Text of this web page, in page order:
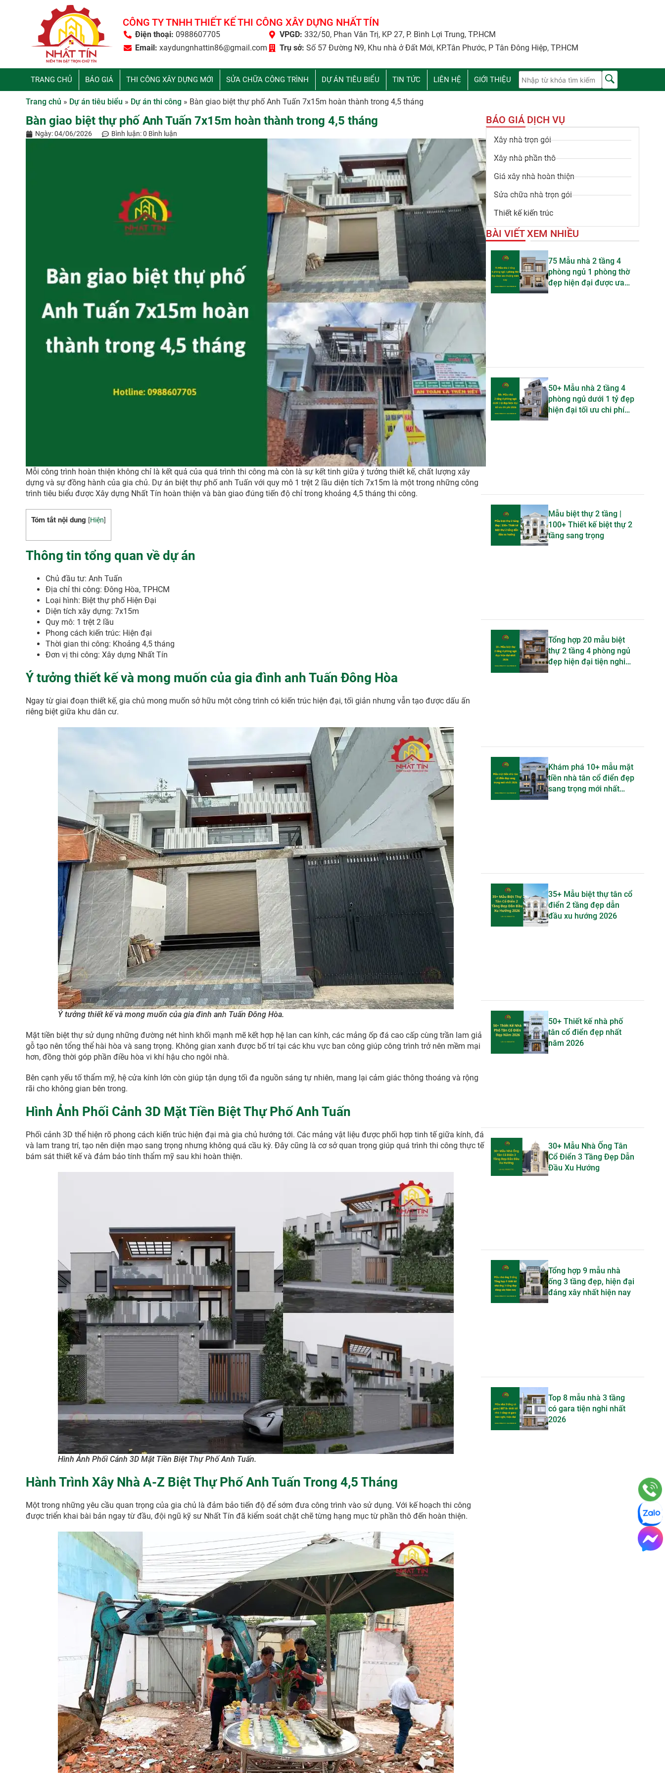
CÔNG TY TNHH THIẾT KẾ THI CÔNG XÂY DỰNG NHẤT TÍN
Điện thoại: 0988607705
Email: xaydungnhattin86@gmail.com
VPGD: 332/50, Phan Văn Trị, KP 27, P. Bình Lợi Trung, TP.HCM
Trụ sở: Số 57 Đường N9, Khu nhà ở Đất Mới, KP.Tân Phước, P Tân Đông Hiệp, TP.HCM
TRANG CHỦ BÁO GIÁ THI CÔNG XÂY DỰNG MỚI SỬA CHỮA CÔNG TRÌNH DỰ ÁN TIÊU BIỂU TIN TỨC LIÊN HỆ GIỚI THIỆU
Trang chủ » Dự án tiêu biểu » Dự án thi công » Bàn giao biệt thự phố Anh Tuấn 7x15m hoàn thành trong 4,5 tháng
Bàn giao biệt thự phố Anh Tuấn 7x15m hoàn thành trong 4,5 tháng
Ngày:04/06/2026 Bình luận:0 Bình luận
Mỗi công trình hoàn thiện không chỉ là kết quả của quá trình thi công mà còn là sự kết tinh giữa ý tưởng thiết kế, chất lượng xây
dựng và sự đồng hành của gia chủ. Dự án biệt thự phố anh Tuấn với quy mô 1 trệt 2 lầu diện tích 7x15m là một trong những công
trình tiêu biểu được Xây dựng Nhất Tín hoàn thiện và bàn giao đúng tiến độ chỉ trong khoảng 4,5 tháng thi công.
Tóm tắt nội dung [Hiện]
Thông tin tổng quan về dự án
Chủ đầu tư: Anh Tuấn
Địa chỉ thi công: Đông Hòa, TPHCM
Loại hình: Biệt thự phố Hiện Đại
Diện tích xây dựng: 7x15m
Quy mô: 1 trệt 2 lầu
Phong cách kiến trúc: Hiện đại
Thời gian thi công: Khoảng 4,5 tháng
Đơn vị thi công: Xây dựng Nhất Tín
Ý tưởng thiết kế và mong muốn của gia đình anh Tuấn Đông Hòa
Ngay từ giai đoạn thiết kế, gia chủ mong muốn sở hữu một công trình có kiến trúc hiện đại, tối giản nhưng vẫn tạo được dấu ấn
riêng biệt giữa khu dân cư.
Ý tưởng thiết kế và mong muốn của gia đình anh Tuấn Đông Hòa.
Mặt tiền biệt thự sử dụng những đường nét hình khối mạnh mẽ kết hợp hệ lan can kính, các mảng ốp đá cao cấp cùng trần lam giả
gỗ tạo nên tổng thể hài hòa và sang trọng. Không gian xanh được bố trí tại các khu vực ban công giúp công trình trở nên mềm mại
hơn, đồng thời góp phần điều hòa vi khí hậu cho ngôi nhà.
Bên cạnh yếu tố thẩm mỹ, hệ cửa kính lớn còn giúp tận dụng tối đa nguồn sáng tự nhiên, mang lại cảm giác thông thoáng và rộng
rãi cho không gian bên trong.
Hình Ảnh Phối Cảnh 3D Mặt Tiền Biệt Thự Phố Anh Tuấn
Phối cảnh 3D thể hiện rõ phong cách kiến trúc hiện đại mà gia chủ hướng tới. Các mảng vật liệu được phối hợp tinh tế giữa kính, đá
và lam trang trí, tạo nên diện mạo sang trọng nhưng không quá cầu kỳ. Đây cũng là cơ sở quan trọng giúp quá trình thi công thực tế
bám sát thiết kế và đảm bảo tính thẩm mỹ sau khi hoàn thiện.
Hình Ảnh Phối Cảnh 3D Mặt Tiền Biệt Thự Phố Anh Tuấn.
Hành Trình Xây Nhà A-Z Biệt Thự Phố Anh Tuấn Trong 4,5 Tháng
Một trong những yêu cầu quan trọng của gia chủ là đảm bảo tiến độ để sớm đưa công trình vào sử dụng. Với kế hoạch thi công
được triển khai bài bản ngay từ đầu, đội ngũ kỹ sư Nhất Tín đã kiểm soát chặt chẽ từng hạng mục từ phần thô đến hoàn thiện.
BÁO GIÁ DỊCH VỤ
Xây nhà trọn gói
Xây nhà phần thô
Giá xây nhà hoàn thiện
Sửa chữa nhà trọn gói
Thiết kế kiến trúc
BÀI VIẾT XEM NHIỀU
75 Mẫu nhà 2 tầng 4
phòng ngủ 1 phòng thờ
đẹp hiện đại được ưa
50+ Mẫu nhà 2 tầng 4
phòng ngủ dưới 1 tỷ đẹp
hiện đại tối ưu chi phí
Mẫu biệt thự 2 tầng |
100+ Thiết kế biệt thự 2
tầng sang trọng
Tổng hợp 20 mẫu biệt
thự 2 tầng 4 phòng ngủ
đẹp hiện đại tiện nghi
Khám phá 10+ mẫu mặt
tiền nhà tân cổ điển đẹp
sang trọng mới nhất
35+ Mẫu biệt thự tân cổ
điển 2 tầng đẹp dẫn
đầu xu hướng 2026
50+ Thiết kế nhà phố
tân cổ điển đẹp nhất
năm 2026
30+ Mẫu Nhà Ống Tân
Cổ Điển 3 Tầng Đẹp Dẫn
Đầu Xu Hướng
Tổng hợp 9 mẫu nhà
ống 3 tầng đẹp, hiện đại
đáng xây nhất hiện nay
Top 8 mẫu nhà 3 tầng
có gara tiện nghi nhất
2026